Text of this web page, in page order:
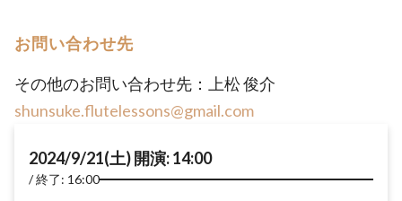
お問い合わせ先
その他のお問い合わせ先：上松 俊介
shunsuke.flutelessons@gmail.com
2024/9/21(土) 開演: 14:00
終了: 16:00